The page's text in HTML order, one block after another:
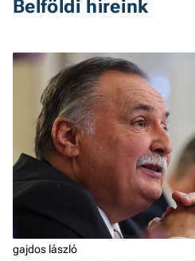
Belföldi híreink
gajdos lászló